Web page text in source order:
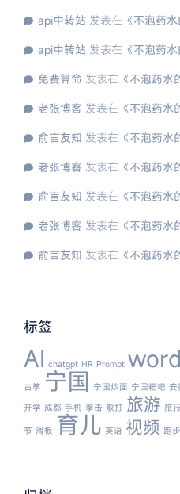
api中转站 发表在《不泡药
api中转站 发表在《不泡药
免费算命 发表在《不泡药水
老张博客 发表在《不泡药水
俞言友知 发表在《不泡药水
老张博客 发表在《不泡药水
俞言友知 发表在《不泡药水
老张博客 发表在《不泡药水
俞言友知 发表在《不泡药水
标签
AI chatgpt HR Prompt
古筝 宁国 宁国炒面 宁国粑粑 安
开学 成都 手机 拳击 散打 旅游 旅行
节 滑板 育儿 英语 视频 跑步